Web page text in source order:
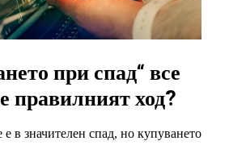
при спад“ все
правилният ход?
е в значителен спад, но купуването